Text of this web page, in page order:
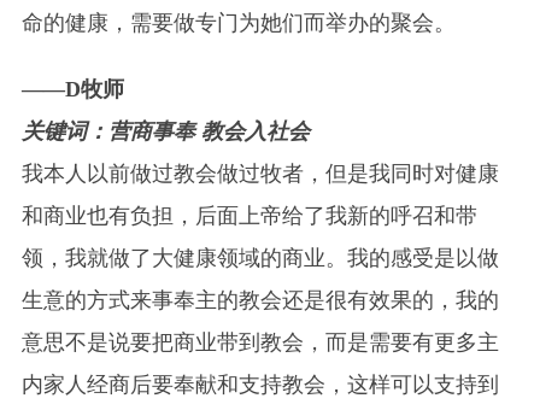
命的健康，需要做专门为她们而举办的聚会。
——D牧师
关键词：营商事奉 教会入社会
我本人以前做过教会做过牧者，但是我同时对健康
和商业也有负担，后面上帝给了我新的呼召和带
领，我就做了大健康领域的商业。我的感受是以做
生意的方式来事奉主的教会还是很有效果的，我的
意思不是说要把商业带到教会，而是需要有更多主
内家人经商后要奉献和支持教会，这样可以支持到